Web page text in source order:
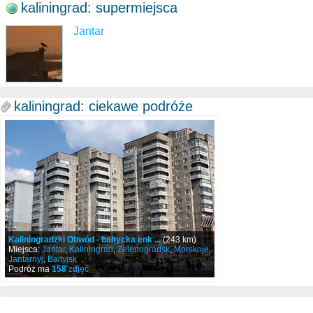
kaliningrad: supermiejsca
Jantar
kaliningrad: ciekawe podróże
Kaliningradzki Obwód - bałtycka enk ...(243 km)
Miejsca: Jantar, Kaliningrad,Zelenogradsk,Morskoje,
Jantarnyj,Baltyjsk
Podróż ma158zdjęć